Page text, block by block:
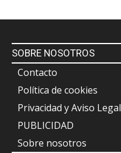
SOBRE NOSOTROS
Contacto
Política de cookies
Privacidad y Aviso Legal
PUBLICIDAD
Sobre nosotros